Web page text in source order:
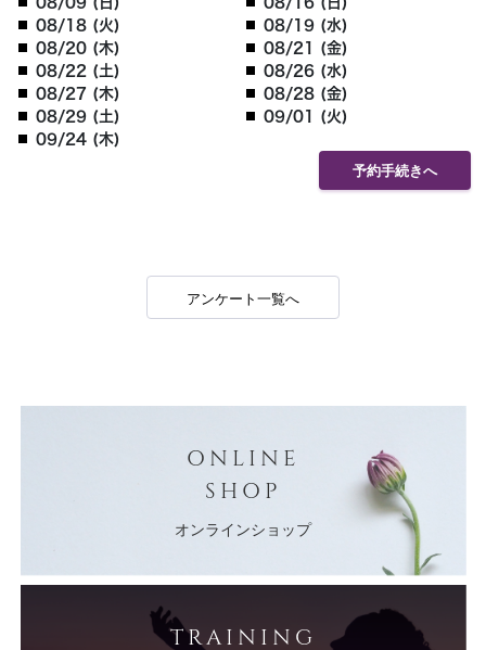
08/18 (火)
08/19 (水)
08/20 (木)
08/21 (金)
08/22 (土)
08/26 (水)
08/27 (木)
08/28 (金)
08/29 (土)
09/01 (火)
09/24 (木)
予約手続きへ
アンケート一覧へ
ONLINE
SHOP
オンラインショップ
TRAINING